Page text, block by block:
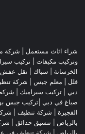
شراء اثاث مستعمل شركة
وتركيب مكيفات | تركيب
الخرسانة | سباك نقل عفش
فلل
معلم جبس شركة
دبي
تركيب سيراميك
صباغ في دبي |تركيب جبس
الفجيرة
شركة تنظيف
بالرياض
تنسيق حدائق
بالرياض
شركة تنظيف في